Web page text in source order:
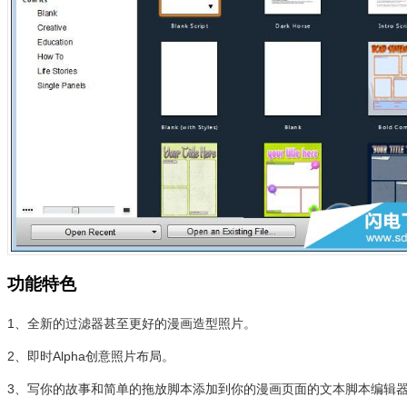
功能特色
1、全新的过滤器甚至更好的漫画造型照片。
2、即时Alpha创意照片布局。
3、写你的故事和简单的拖放脚本添加到你的漫画页面的文本脚本编辑